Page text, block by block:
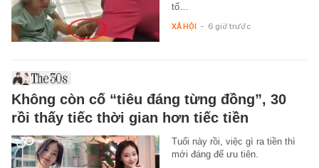
tố…
XÃ HỘI - 6 giờ trước
Không còn cố “tiêu đáng từng đồng”, 30
rồi thấy tiếc thời gian hơn tiếc tiền
Tuổi này rồi, việc gì ra tiền thì
mới đáng để ưu tiên.